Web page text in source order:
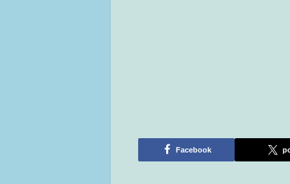
Facebook